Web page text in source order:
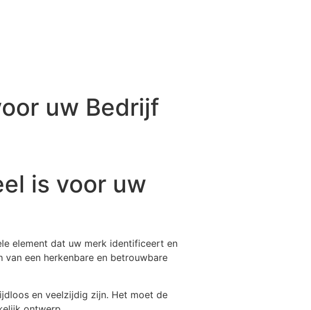
uw Bedrijf
is voor uw
element dat uw merk identificeert en
een herkenbare en betrouwbare
en veelzijdig zijn. Het moet de